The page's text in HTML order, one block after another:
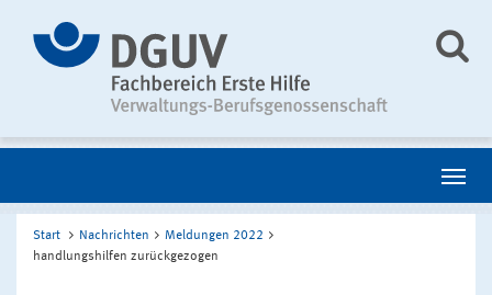
Start Nachrichten
Meldungen 2022
handlungshilfen zurückgezogen